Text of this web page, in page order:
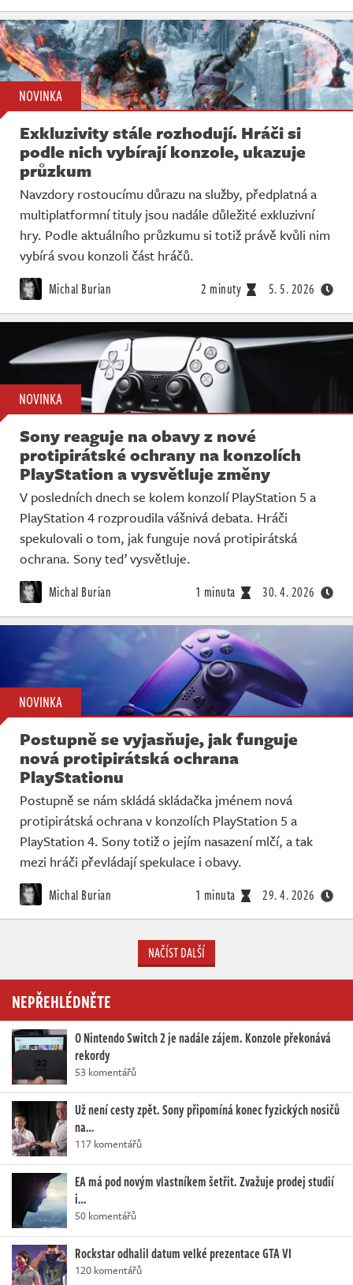
NOVINKA
Exkluzivity stále rozhodují. Hráči si
podle nich vybírají konzole, ukazuje
průzkum
Navzdory rostoucímu důrazu na služby, předplatná a
multiplatformní tituly jsou nadále důležité exkluzivní
hry. Podle aktuálního průzkumu si totiž právě kvůli nim
vybírá svou konzoli část hráčů.
Michal Burian 2 minuty 5. 5. 2026
NOVINKA
Sony reaguje na obavy z nové
protipirátské ochrany na konzolích
PlayStation a vysvětluje změny
V posledních dnech se kolem konzolí PlayStation 5 a
PlayStation 4 rozproudila vášnivá debata. Hráči
spekulovali o tom, jak funguje nová protipirátská
ochrana. Sony teď vysvětluje.
Michal Burian 1 minuta 30. 4. 2026
NOVINKA
Postupně se vyjasňuje, jak funguje
nová protipirátská ochrana
PlayStationu
Postupně se nám skládá skládačka jménem nová
protipirátská ochrana v konzolích PlayStation 5 a
PlayStation 4. Sony totiž o jejím nasazení mlčí, a tak
mezi hráči převládají spekulace i obavy.
Michal Burian 1 minuta 29. 4. 2026
NAČÍST DALŠÍ
NEPŘEHLÉDNĚTE
O Nintendo Switch 2 je nadále zájem. Konzole překonává
rekordy
53 komentářů
Už není cesty zpět. Sony připomíná konec fyzických nosičů
na…
117 komentářů
EA má pod novým vlastníkem šetřit. Zvažuje prodej studií
i…
50 komentářů
Rockstar odhalil datum velké prezentace GTA VI
120 komentářů